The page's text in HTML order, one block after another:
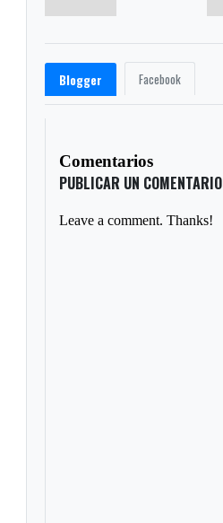
Blogger Facebook
Comentarios
PUBLICAR UN COMENTARIO
Leave a comment. Thanks!